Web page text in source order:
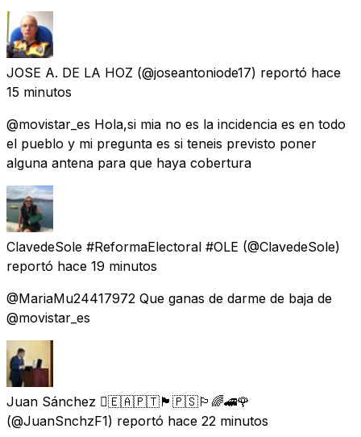
JOSE A. DE LA HOZ (@joseantoniode17) reportó hace
15 minutos
@movistar_es Hola,si mia no es la incidencia es en todo
el pueblo y mi pregunta es si teneis previsto poner
alguna antena para que haya cobertura
ClavedeSole #ReformaElectoral #OLE (@ClavedeSole)
reportó hace 19 minutos
@MariaMu24417972 Que ganas de darme de baja de
@movistar_es
Juan Sánchez 🇪🇦🇵🇹🏴󠁧󠁢󠁳󠁣󠁴󠁿🇵🇸🏳️‍🌈🚄🌹
(@JuanSnchzF1) reportó hace 22 minutos